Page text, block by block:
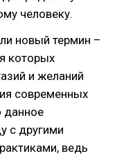
человеку.
новый термин –
которых
и желаний
современных
данное
с другими
ведь